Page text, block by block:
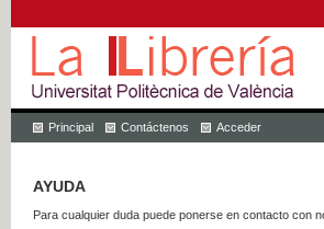
Principal Contáctenos Acceder
AYUDA
Para cualquier duda puede ponerse en contacto con